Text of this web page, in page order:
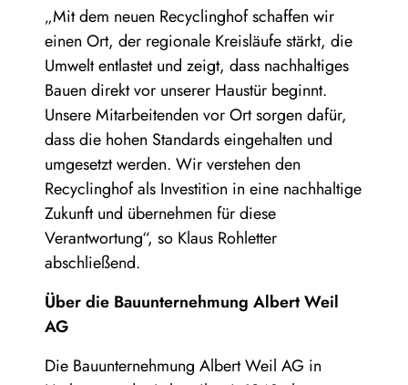
„Mit dem neuen Recyclinghof schaffen wir
einen Ort, der regionale Kreisläufe stärkt, die
Umwelt entlastet und zeigt, dass nachhaltiges
Bauen direkt vor unserer Haustür beginnt.
Unsere Mitarbeitenden vor Ort sorgen dafür,
dass die hohen Standards eingehalten und
umgesetzt werden. Wir verstehen den
Recyclinghof als Investition in eine nachhaltige
Zukunft und übernehmen für diese
Verantwortung“, so Klaus Rohletter
abschließend.
Über die Bauunternehmung Albert Weil
AG
Die Bauunternehmung Albert Weil AG in